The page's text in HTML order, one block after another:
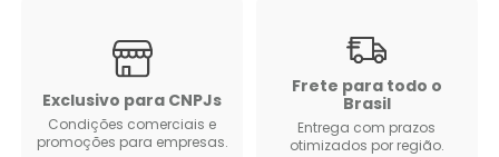
Exclusivo para CNPJs
Condições comerciais e
promoções para empresas.
Frete para todo o
Brasil
Entrega com prazos
otimizados por região.